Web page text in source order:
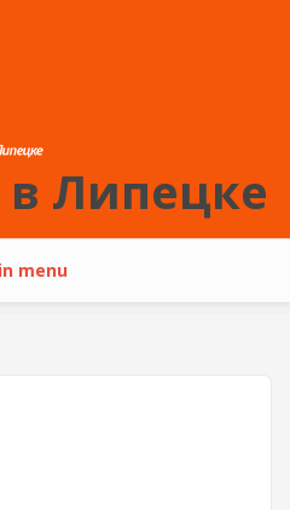
в Липецке
menu